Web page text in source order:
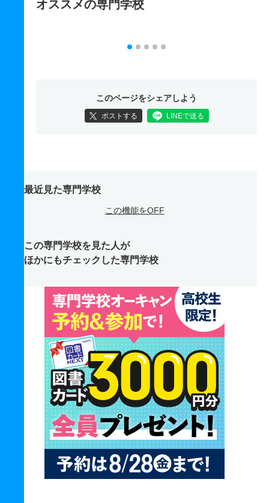
オススメの専門学校
このページをシェアしよう
ポストする LINEで送る
最近見た専門学校
この機能をOFF
この専門学校を見た人が
ほかにもチェックした専門学校